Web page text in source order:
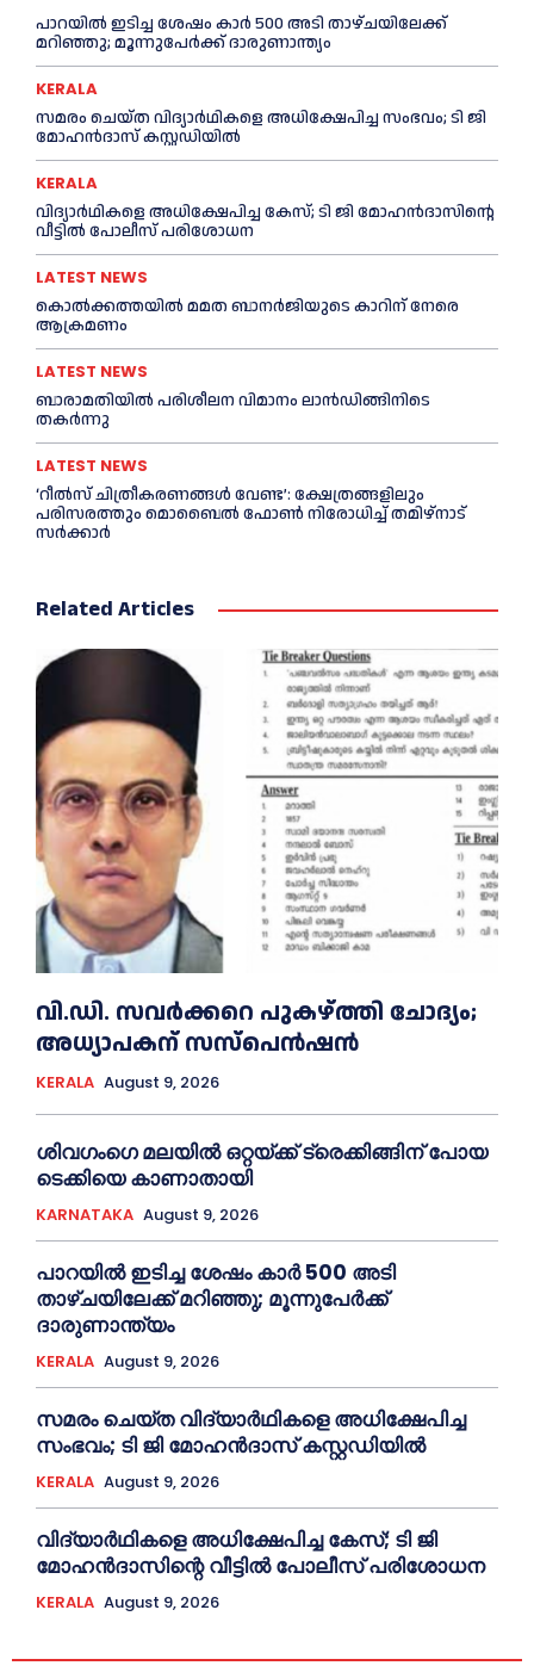
പാറയിൽ ഇടിച്ച ശേഷം കാർ 500 അടി താഴ്ചയിലേക്ക്
മറിഞ്ഞു; മൂന്നുപേർക്ക് ദാരുണാന്ത്യം
KERALA
സമരം ചെയ്ത വിദ്യാര്‍ഥികളെ അധിക്ഷേപിച്ച സംഭവം; ടി ജി
മോഹന്‍ദാസ് കസ്റ്റഡിയിൽ
KERALA
വിദ്യാര്‍ഥികളെ അധിക്ഷേപിച്ച കേസ്; ടി ജി മോഹന്‍ദാസിന്റെ
വീട്ടില്‍ പോലീസ് പരിശോധന
LATEST NEWS
കൊല്‍ക്കത്തയില്‍ മമത ബാനര്‍ജിയുടെ കാറിന് നേരെ
ആക്രമണം
LATEST NEWS
ബാരാമതിയില്‍ പരിശീലന വിമാനം ലാന്‍ഡിങ്ങിനിടെ
തകര്‍ന്നു
LATEST NEWS
‘റീല്‍സ് ചിത്രീകരണങ്ങള്‍ വേണ്ട’: ക്ഷേത്രങ്ങളിലും
പരിസരത്തും മൊബൈല്‍ ഫോണ്‍ നിരോധിച്ച്‌ തമിഴ്നാട്
സര്‍ക്കാര്‍
Related Articles
വി.ഡി. സവർക്കറെ പുകഴ്ത്തി ചോദ്യം;
അധ്യാപകന് സസ്പെൻഷൻ
KERALA August 9, 2026
ശിവഗംഗെ മലയിൽ ഒറ്റയ്ക്ക് ട്രെക്കിങ്ങിന് പോയ
ടെക്കിയെ കാണാതായി
KARNATAKA August 9, 2026
പാറയിൽ ഇടിച്ച ശേഷം കാർ 500 അടി
താഴ്ചയിലേക്ക് മറിഞ്ഞു; മൂന്നുപേർക്ക്
ദാരുണാന്ത്യം
KERALA August 9, 2026
സമരം ചെയ്ത വിദ്യാര്‍ഥികളെ അധിക്ഷേപിച്ച
സംഭവം; ടി ജി മോഹന്‍ദാസ് കസ്റ്റഡിയിൽ
KERALA August 9, 2026
വിദ്യാര്‍ഥികളെ അധിക്ഷേപിച്ച കേസ്; ടി ജി
മോഹന്‍ദാസിന്റെ വീട്ടില്‍ പോലീസ് പരിശോധന
KERALA August 9, 2026